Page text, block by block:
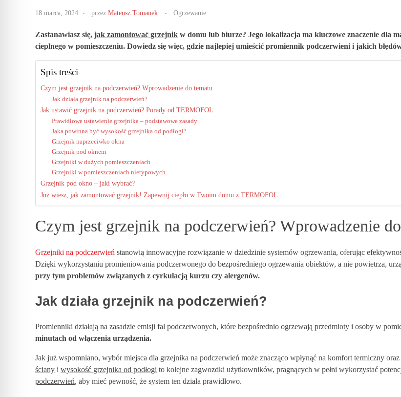
J
a
k
z
a
n
t
o
w
a
ć
g
r
18 marca, 2024 przez Mateusz Tomanek Ogrzewanie
Zastanawiasz się, jak zamontować grzejnik w domu lub biurze? Jego lokalizacja ma kluczowe znaczenie dla
cieplnego w pomieszczeniu. Dowiedz się więc, gdzie najlepiej umieścić promiennik podczerwieni i jakich
Spis treści
Czym jest grzejnik na podczerwień? Wprowadzenie do tematu
Jak działa grzejnik na podczerwień?
Jak ustawić grzejnik na podczerwień? Porady od TERMOFOL
Prawidłowe ustawienie grzejnika – podstawowe zasady
Jaka powinna być wysokość grzejnika od podłogi?
Grzejnik naprzeciwko okna
Grzejnik pod oknem
Grzejniki w dużych pomieszczeniach
Grzejniki w pomieszczeniach nietypowych
Grzejnik pod okno – jaki wybrać?
Już wiesz, jak zamontować grzejnik! Zapewnij ciepło w Twoim domu z TERMOFOL
Czym jest grzejnik na podczerwień? Wprowadzenie
Grzejniki na podczerwień stanowią innowacyjne rozwiązanie w dziedzinie systemów ogrzewania, oferując
Dzięki wykorzystaniu promieniowania podczerwonego do bezpośredniego ogrzewania obiektów, a nie powietrza,
przy tym problemów związanych z cyrkulacją kurzu czy alergenów.
Jak działa grzejnik na podczerwień?
Promienniki działają na zasadzie emisji fal podczerwonych, które bezpośrednio ogrzewają przedmioty i osoby w
minutach od włączenia urządzenia.
Jak już wspomniano, wybór miejsca dla grzejnika na podczerwień może znacząco wpłynąć na komfort termiczny
ściany i wysokość grzejnika od podłogi to kolejne zagwozdki użytkowników, pragnących w pełni wykorzystać
podczerwień, aby mieć pewność, że system ten działa prawidłowo.